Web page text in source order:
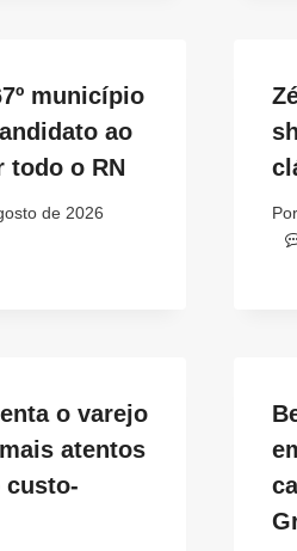
município
ao
todo o RN
de 2026
Por
o varejo
atentos
custo-